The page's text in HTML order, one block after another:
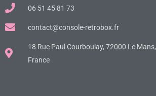
06 51 45 81 73
contact@console-retrobox.fr
18 Rue Paul Courboulay, 72000 Le Mans,
France